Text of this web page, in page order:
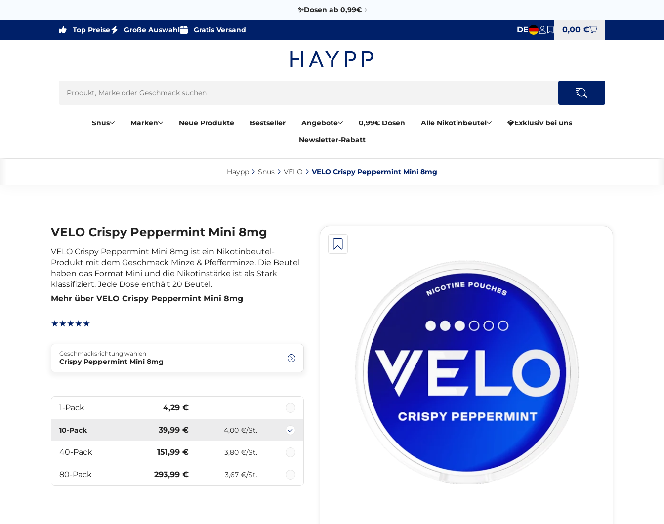
✨Dosen ab 0,99€
Top Preise Große Auswahl Gratis Versand DE 0,00 €
Snus Marken Neue Produkte Bestseller Angebote 0,99€ Dosen Alle Nikotinbeutel
💎Exklusiv bei uns
Newsletter-Rabatt
Haypp‎ Snus‎ VELO‎ VELO Crispy Peppermint Mini 8mg‎
VELO Crispy Peppermint Mini 8mg
VELO Crispy Peppermint Mini 8mg ist ein Nikotinbeutel-
Produkt mit dem Geschmack Minze & Pfefferminze. Die Beutel
haben das Format Mini und die Nikotinstärke ist als Stark
klassifiziert. Jede Dose enthält 20 Beutel.
Mehr über VELO Crispy Peppermint Mini 8mg
Geschmacksrichtung wählen
Crispy Peppermint Mini 8mg
1-Pack 4,29 €
10-Pack 39,99 € 4,00 €/St.
40-Pack 151,99 € 3,80 €/St.
80-Pack 293,99 € 3,67 €/St.